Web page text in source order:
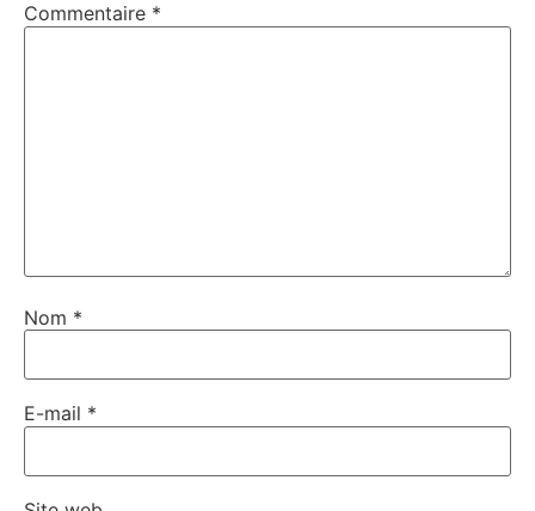
Commentaire *
Nom *
E-mail *